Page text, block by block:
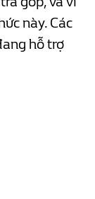
này. Các
hỗ trợ